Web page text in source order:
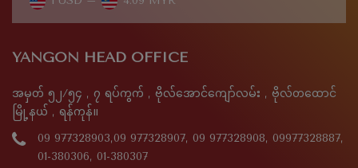
YANGON HEAD OFFICE
အမှတ် ၅၂/၅၄ , ၇ ရပ်ကွက် , ဗိုလ်အောင်ကျော်လမ်း , ဗိုလ်တထောင်
မြို့နယ် , ရန်ကုန်။
09 977328903,09 977328907, 09 977328908, 09977328887,
01-380306, 01-380307